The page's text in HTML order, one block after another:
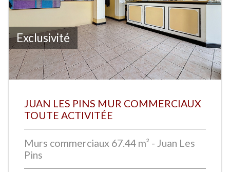
Exclusivité
JUAN LES PINS MUR COMMERCIAUX
TOUTE ACTIVITÉE
Murs commerciaux 67.44 m² - Juan Les
Pins